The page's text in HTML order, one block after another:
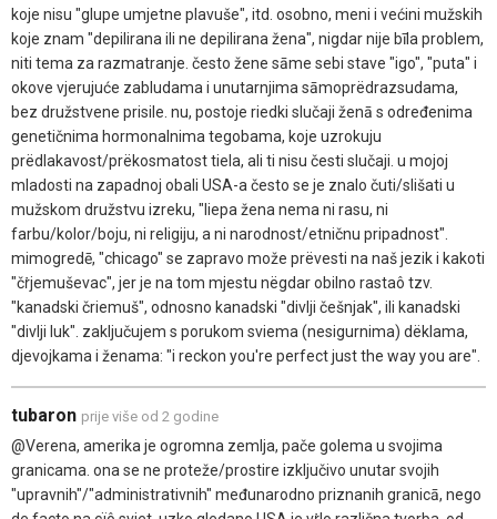
koje nisu "glupe umjetne plavuše", itd. osobno, meni i većini mužskih
koje znam "depilirana ili ne depilirana žena", nigdar nije bīla problem,
niti tema za razmatranje. često žene sāme sebi stave "igo", "puta" i
okove vjerujuće zabludama i unutarnjima sāmoprëdrazsudama,
bez družstvene prisile. nu, postoje riedki slučaji ženā s određenima
genetičnima hormonalnima tegobama, koje uzrokuju
prëdlakavost/prëkosmatost tiela, ali ti nisu česti slučaji. u mojoj
mladosti na zapadnoj obali USA-a često se je znalo čuti/slišati u
mužskom družstvu izreku, "liepa žena nema ni rasu, ni
farbu/kolor/boju, ni religiju, a ni narodnost/etničnu pripadnost".
mimogredē, "chicago" se zapravo može prëvesti na naš jezik i kakoti
"čṙjemuševac", jer je na tom mjestu nëgdar obilno rastaô tzv.
"kanadski čriemuš", odnosno kanadski "divlji češnjak", ili kanadski
"divlji luk". zaključujem s porukom sviema (nesigurnima) dëklama,
djevojkama i ženama: "i reckon you're perfect just the way you are".
tubaron prije više od 2 godine
@Verena, amerika je ogromna zemlja, pače golema u svojima
granicama. ona se ne proteže/prostire izključivo unutar svojih
"upravnih"/"administrativnih" međunarodno priznanih granicā, nego